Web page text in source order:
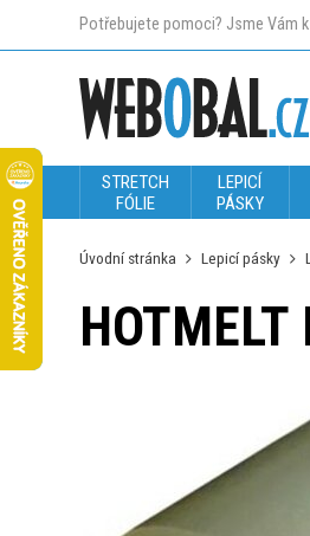
Potřebujete pomoci? Jsme Vám
STRETCH
FÓLIE
LEPICÍ
PÁSKY
Úvodní stránka Lepicí pásky